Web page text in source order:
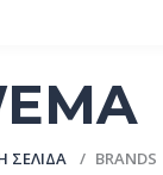
ΣΕΛΊΔΑ BRANDS